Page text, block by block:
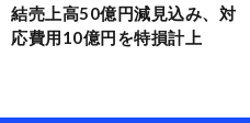
結売上高50億円減見込み、対
応費用10億円を特損計上